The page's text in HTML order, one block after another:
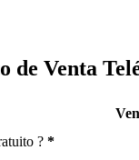
Venta
? *